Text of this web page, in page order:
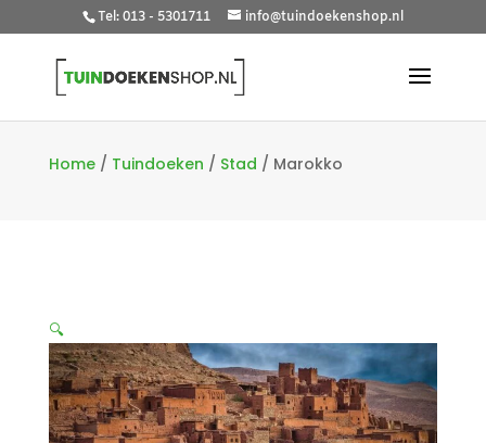
Tel: 013 - 5301711 info@tuindoekenshop.nl
Home/ Tuindoeken / Stad / Marokko
🔍